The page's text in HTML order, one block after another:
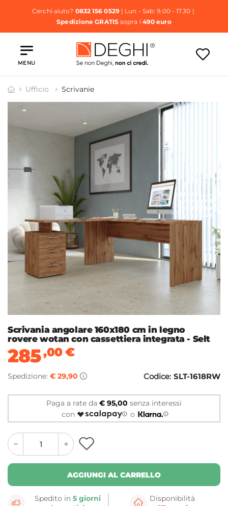
Cerchi aiuto? 0832 156 0529| Lun - Sab: 9.00 - 17.30 |
Spedizione GRATISsopra i 490 euro
MENU
Ufficio Scrivanie
Scrivania angolare 160x180 cm in legno
rovere wotan con cassettiera integrata - Selt
285,00€
Spedizione: € 29,90 Codice: SLT-1618RW
Paga a rate da € 95,00 senza interessi
con
o
quantity
button
quantity
minus
button
AGGIUNGI AL CARRELLO
Spedito in5 giorni
Disponibilità